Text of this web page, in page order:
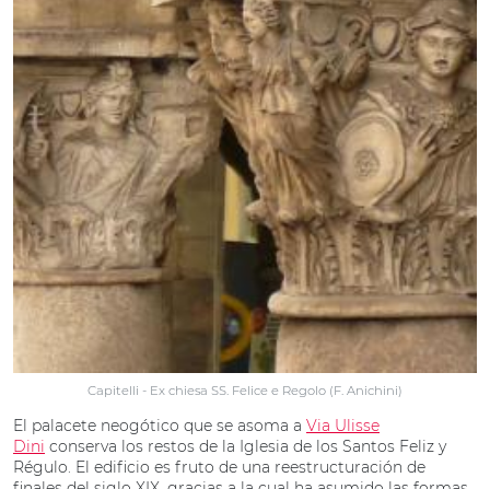
Capitelli - Ex chiesa SS. Felice e Regolo (F. Anichini)
El palacete neogótico que se asoma a Via Ulisse
Dini conserva los restos de la Iglesia de los Santos Feliz y
Régulo. El edificio es fruto de una reestructuración de